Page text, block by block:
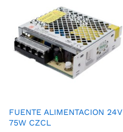
FUENTE ALIMENTACION 24V
75W CZCL